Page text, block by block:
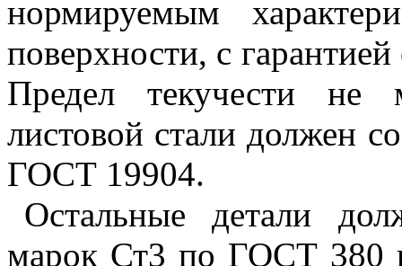
нормируемым
поверхности, с
Предел текучести
листовой стали должен
ГОСТ 19904.
Остальные детали
марок Ст3 по ГОСТ 380